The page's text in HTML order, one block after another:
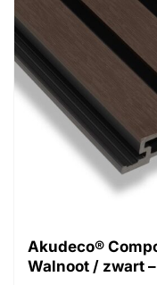
Akudeco®
Walnoot / zwart